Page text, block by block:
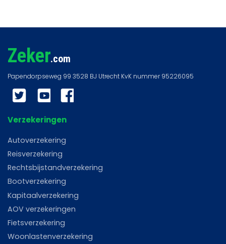
Zeker.com
Twitter YouTube
Verzekeringen
Autoverzekering
Reisverzekering
Rechtsbijstandverzekering
Bootverzekering
Kapitaalverzekering
AOV verzekeringen
Fietsverzekering
Woonlastenverzekering